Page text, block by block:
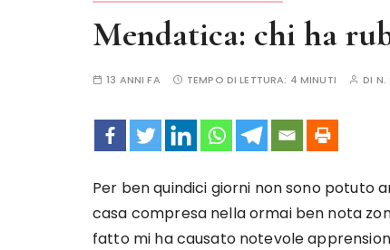
Mendatica: chi ha
13 ANNI FA TEMPO DI LETTURA: 4 MINUTI DI N.
Per ben quindici giorni non sono potuto
casa compresa nella ormai ben nota
fatto mi ha causato notevole